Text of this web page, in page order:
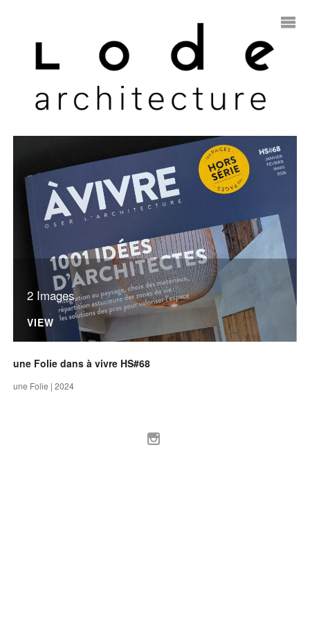
2 Images
VIEW
une Folie dans à vivre HS#68
une Folie | 2024